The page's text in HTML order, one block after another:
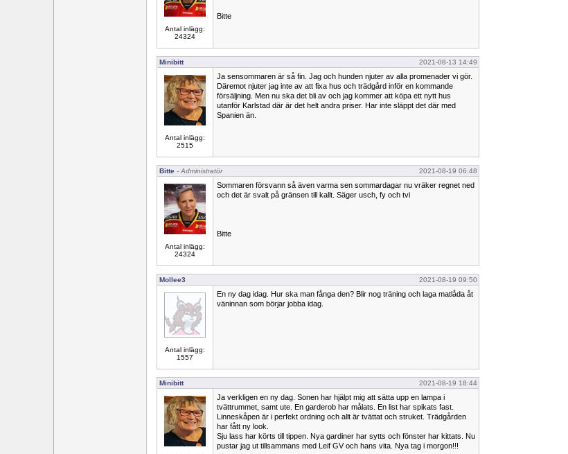
Antal inlägg:
24324
Bitte
Minibitt 2021-08-13 14:49
Antal inlägg:
2515
Ja sensommaren är så fin. Jag och hunden njuter av alla promenader vi gör.
Däremot njuter jag inte av att fixa hus och trädgård inför en kommande
försäljning. Men nu ska det bli av och jag kommer att köpa ett nytt hus
utanför Karlstad där är det helt andra priser. Har inte släppt det där med
Spanien än.
Bitte - Administratör 2021-08-19 06:48
Antal inlägg:
24324
Sommaren försvann så även varma sen sommardagar nu vräker regnet ned
och det är svalt på gränsen till kallt. Säger usch, fy och tvi
Bitte
Mollee3 2021-08-19 09:50
Antal inlägg:
1557
En ny dag idag. Hur ska man fånga den? Blir nog träning och laga matlåda åt
väninnan som börjar jobba idag.
Minibitt 2021-08-19 18:44
Ja verkligen en ny dag. Sonen har hjälpt mig att sätta upp en lampa i
tvättrummet, samt ute. En garderob har målats. En list har spikats fast.
Linneskåpen är i perfekt ordning och allt är tvättat och struket. Trädgården
har fått ny look.
Sju lass har körts till tippen. Nya gardiner har sytts och fönster har kittats. Nu
pustar jag ut tillsammans med Leif GV och hans vita. Nya tag i morgon!!!